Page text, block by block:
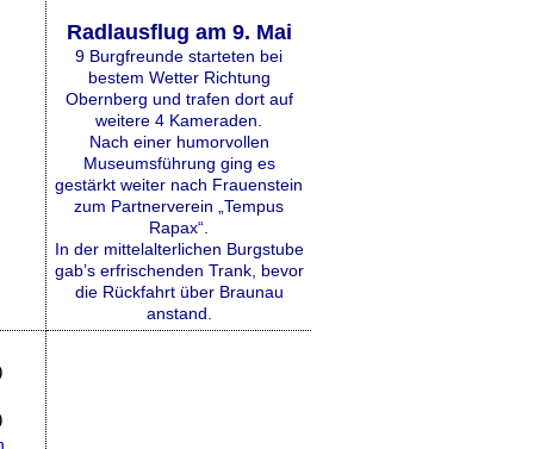
Radlausflug am 9. Mai
9 Burgfreunde starteten bei
bestem Wetter Richtung
Obernberg und trafen dort auf
weitere 4 Kameraden.
Nach einer humorvollen
Museumsführung ging es
gestärkt weiter nach Frauenstein
zum Partnerverein „Tempus
Rapax“.
In der mittelalterlichen Burgstube
gab’s erfrischenden Trank, bevor
die Rückfahrt über Braunau
anstand.